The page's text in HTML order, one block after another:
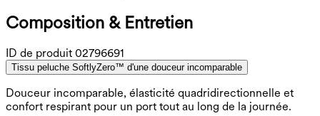
Composition & Entretien
ID de produit 02796691
Tissu peluche SoftlyZero™ d'une douceur incomparable
Douceur incomparable, élasticité quadridirectionnelle et
confort respirant pour un port tout au long de la journée.